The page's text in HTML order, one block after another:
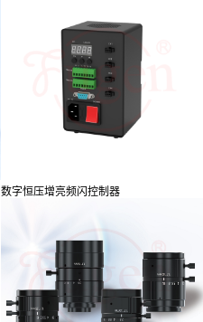
数字恒压增亮频闪控制器